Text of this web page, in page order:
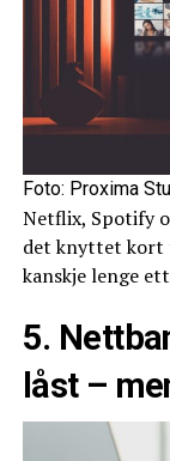
Foto: Proxima
Netflix, Spotify
det knyttet kort
kanskje lenge
5.
låst –